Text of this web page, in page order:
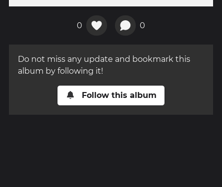
0 0
Do not miss any update and bookmark this
album by following it!
Follow this album